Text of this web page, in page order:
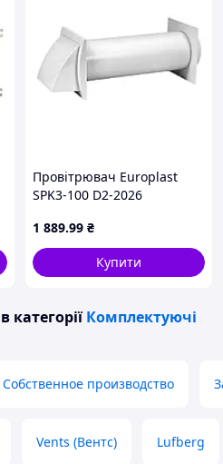
Провітрювач Europlast
SPK3-100 D2-2026
1 889.99 ₴
Купити
в категорії Комплектуючі
Собственное производство
Vents (Вентс) Lufberg